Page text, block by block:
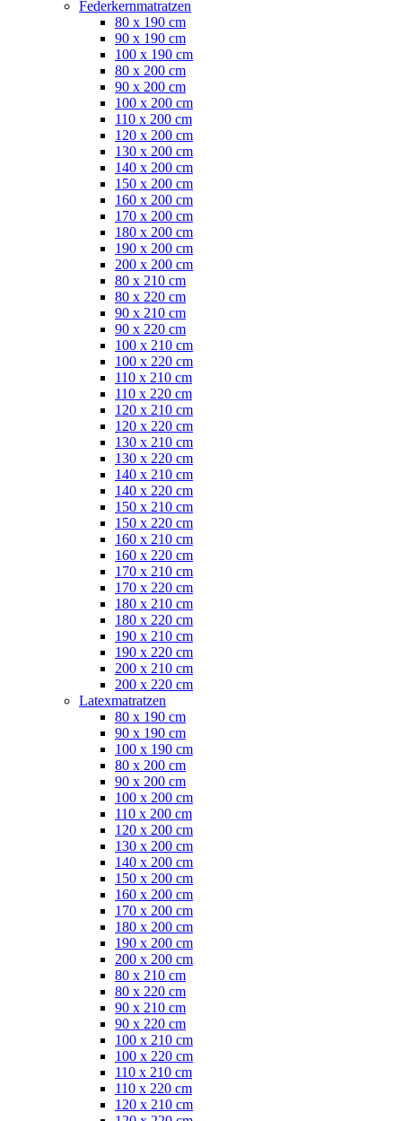
Federkernmatratzen
80 x 190 cm
90 x 190 cm
100 x 190 cm
80 x 200 cm
90 x 200 cm
100 x 200 cm
110 x 200 cm
120 x 200 cm
130 x 200 cm
140 x 200 cm
150 x 200 cm
160 x 200 cm
170 x 200 cm
180 x 200 cm
190 x 200 cm
200 x 200 cm
80 x 210 cm
80 x 220 cm
90 x 210 cm
90 x 220 cm
100 x 210 cm
100 x 220 cm
110 x 210 cm
110 x 220 cm
120 x 210 cm
120 x 220 cm
130 x 210 cm
130 x 220 cm
140 x 210 cm
140 x 220 cm
150 x 210 cm
150 x 220 cm
160 x 210 cm
160 x 220 cm
170 x 210 cm
170 x 220 cm
180 x 210 cm
180 x 220 cm
190 x 210 cm
190 x 220 cm
200 x 210 cm
200 x 220 cm
Latexmatratzen
80 x 190 cm
90 x 190 cm
100 x 190 cm
80 x 200 cm
90 x 200 cm
100 x 200 cm
110 x 200 cm
120 x 200 cm
130 x 200 cm
140 x 200 cm
150 x 200 cm
160 x 200 cm
170 x 200 cm
180 x 200 cm
190 x 200 cm
200 x 200 cm
80 x 210 cm
80 x 220 cm
90 x 210 cm
90 x 220 cm
100 x 210 cm
100 x 220 cm
110 x 210 cm
110 x 220 cm
120 x 210 cm